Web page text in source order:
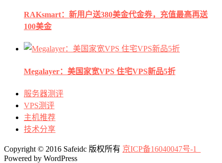
RAKsmart：新用户送380美金代金券，充值最高再送
100美金
Megalayer：美国家宽VPS 住宅VPS新品5折
服务器测评
VPS测评
主机推荐
技术分享
Copyright © 2016 Safeidc 版权所有 京ICP备16040047号-1
Powered by WordPress